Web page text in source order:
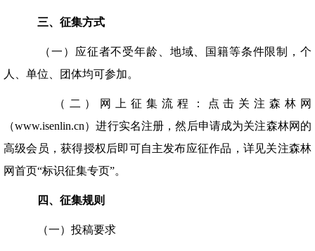
三、征集方式
（一）应征者不受年龄、地域、国籍等条件限制，个
人、单位、团体均可参加。
（二）网上征集流程：点击关注森林网
（www.isenlin.cn）进行实名注册，然后申请成为关注森林网的
高级会员，获得授权后即可自主发布应征作品，详见关注森林
网首页“标识征集专页”。
四、征集规则
（一）投稿要求